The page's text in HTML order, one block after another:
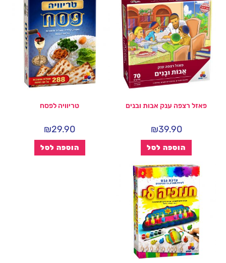
פאזל רצפה ענק אבות ובנים
₪39.90
הוספה לסל
טריוויה לפסח
₪29.90
הוספה לסל